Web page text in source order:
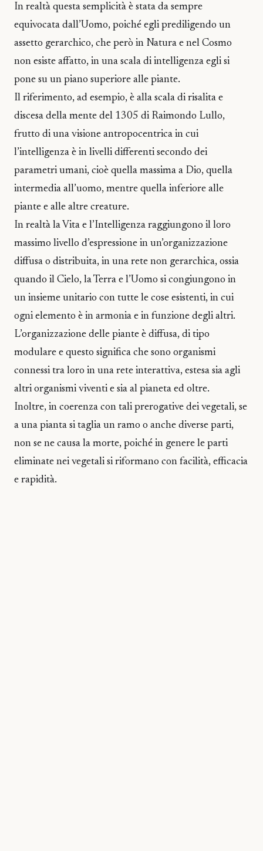
In realtà questa semplicità è stata da sempre
equivocata dall’Uomo, poiché egli prediligendo un
assetto gerarchico, che però in Natura e nel Cosmo
non esiste affatto, in una scala di intelligenza egli si
pone su un piano superiore alle piante.
Il riferimento, ad esempio, è alla scala di risalita e
discesa della mente del 1305 di Raimondo Lullo,
frutto di una visione antropocentrica in cui
l’intelligenza è in livelli differenti secondo dei
parametri umani, cioè quella massima a Dio, quella
intermedia all’uomo, mentre quella inferiore alle
piante e alle altre creature.
In realtà la Vita e l’Intelligenza raggiungono il loro
massimo livello d’espressione in un’organizzazione
diffusa o distribuita, in una rete non gerarchica, ossia
quando il Cielo, la Terra e l’Uomo si congiungono in
un insieme unitario con tutte le cose esistenti, in cui
ogni elemento è in armonia e in funzione degli altri.
L’organizzazione delle piante è diffusa, di tipo
modulare e questo significa che sono organismi
connessi tra loro in una rete interattiva, estesa sia agli
altri organismi viventi e sia al pianeta ed oltre.
Inoltre, in coerenza con tali prerogative dei vegetali, se
a una pianta si taglia un ramo o anche diverse parti,
non se ne causa la morte, poiché in genere le parti
eliminate nei vegetali si riformano con facilità, efficacia
e rapidità.